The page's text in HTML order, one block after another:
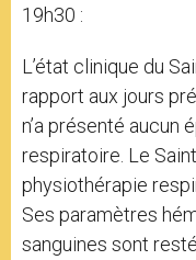
19h30 :
L’état clinique du
rapport aux jours
n’a présenté aucun
respiratoire. Le
physiothérapie
Ses paramètres
sanguines sont